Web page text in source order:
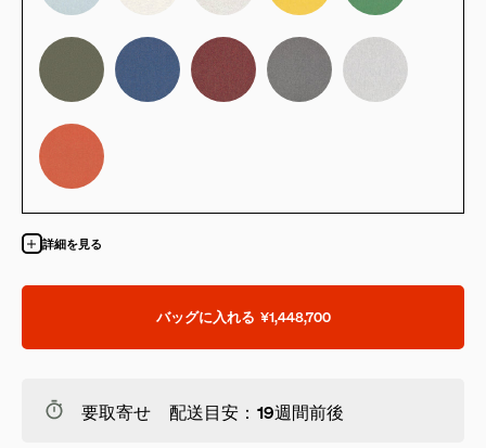
詳細を見る
バッグに入れる ¥1,448,700
要取寄せ 配送目安：19週間前後